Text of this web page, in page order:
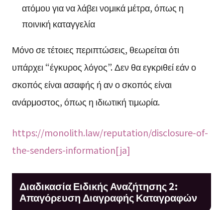
ατόμου για να λάβει νομικά μέτρα, όπως η
ποινική καταγγελία
Μόνο σε τέτοιες περιπτώσεις, θεωρείται ότι
υπάρχει “έγκυρος λόγος”. Δεν θα εγκριθεί εάν ο
σκοπός είναι ασαφής ή αν ο σκοπός είναι
ανάρμοστος, όπως η ιδιωτική τιμωρία.
https://monolith.law/reputation/disclosure-of-
the-senders-information[ja]
Διαδικασία Ειδικής Αναζήτησης 2:
Απαγόρευση Διαγραφής Καταγραφών